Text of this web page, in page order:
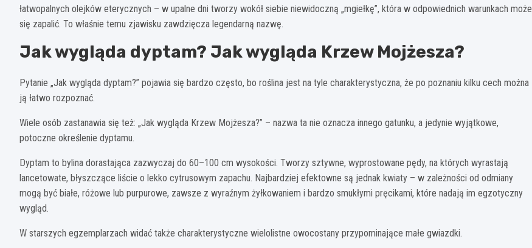
łatwopalnych olejków eterycznych – w upalne dni tworzy wokół siebie niewidoczną „mgiełkę”, która w odpowiednich warunkach może
się zapalić. To właśnie temu zjawisku zawdzięcza legendarną nazwę.
Jak wygląda dyptam? Jak wygląda Krzew Mojżesza?
Pytanie „Jak wygląda dyptam?” pojawia się bardzo często, bo roślina jest na tyle charakterystyczna, że po poznaniu kilku cech można
ją łatwo rozpoznać.
Wiele osób zastanawia się też: „Jak wygląda Krzew Mojżesza?” – nazwa ta nie oznacza innego gatunku, a jedynie wyjątkowe,
potoczne określenie dyptamu.
Dyptam to bylina dorastająca zazwyczaj do 60–100 cm wysokości. Tworzy sztywne, wyprostowane pędy, na których wyrastają
lancetowate, błyszczące liście o lekko cytrusowym zapachu. Najbardziej efektowne są jednak kwiaty – w zależności od odmiany
mogą być białe, różowe lub purpurowe, zawsze z wyraźnym żyłkowaniem i bardzo smukłymi pręcikami, które nadają im egzotyczny
wygląd.
W starszych egzemplarzach widać także charakterystyczne wielolistne owocostany przypominające małe gwiazdki.